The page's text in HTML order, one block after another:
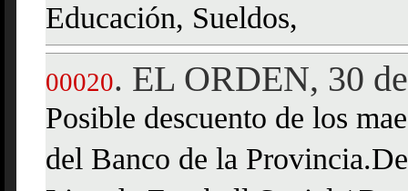
Educación, Sueldos,
00020. EL ORDEN, 30
Posible descuento de los
del Banco de la